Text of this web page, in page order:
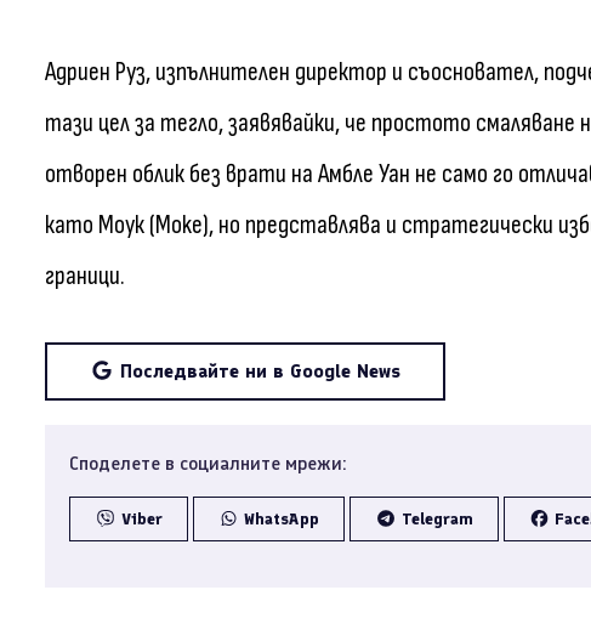
Адриен Руз, изпълнителен директор и съосновател,
тази цел за тегло, заявявайки, че простото
отворен облик без врати на Амбле Уан не само го
като Моук (Moke), но представлява и стратегически
граници.
Последвайте ни в Google News
Споделете в социалните мрежи:
Viber WhatsApp Telegram